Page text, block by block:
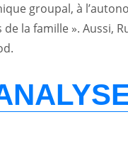
groupal, à
la famille ». Aussi,